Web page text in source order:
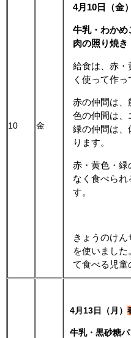
10 金
4月10日（金
牛乳・わかめ
肉の照り焼
給食は、赤・
く使って作っ
赤の仲間は、
色の仲間は、
緑の仲間は、
ります。
赤・黄色・緑
なく食べられ
す。
きょうのけん
を使いまし
て食べる児童
4月13日（月）
牛乳・黒砂糖